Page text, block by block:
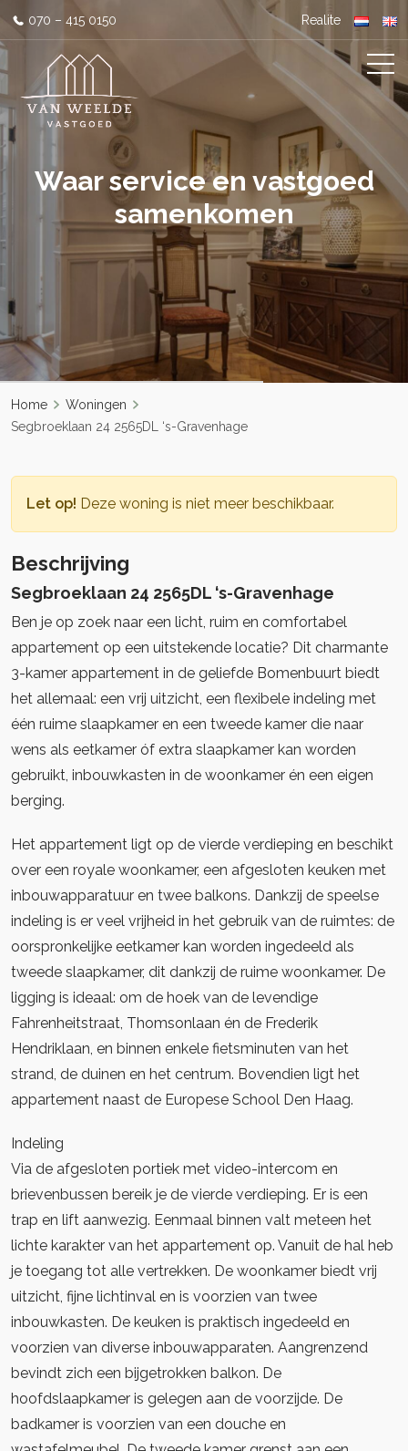
070 – 415 0150 Realite
Waar service en vastgoed
samenkomen
Home
Woningen
Segbroeklaan 24 2565DL ‘s-Gravenhage
Let op! Deze woning is niet meer beschikbaar.
Beschrijving
Segbroeklaan 24 2565DL ‘s-Gravenhage
Ben je op zoek naar een licht, ruim en comfortabel
appartement op een uitstekende locatie? Dit charmante
3-kamer appartement in de geliefde Bomenbuurt biedt
het allemaal: een vrij uitzicht, een flexibele indeling met
één ruime slaapkamer en een tweede kamer die naar
wens als eetkamer óf extra slaapkamer kan worden
gebruikt, inbouwkasten in de woonkamer én een eigen
berging.
Het appartement ligt op de vierde verdieping en beschikt
over een royale woonkamer, een afgesloten keuken met
inbouwapparatuur en twee balkons. Dankzij de speelse
indeling is er veel vrijheid in het gebruik van de ruimtes: de
oorspronkelijke eetkamer kan worden ingedeeld als
tweede slaapkamer, dit dankzij de ruime woonkamer. De
ligging is ideaal: om de hoek van de levendige
Fahrenheitstraat, Thomsonlaan én de Frederik
Hendriklaan, en binnen enkele fietsminuten van het
strand, de duinen en het centrum. Bovendien ligt het
appartement naast de Europese School Den Haag.
Indeling
Via de afgesloten portiek met video-intercom en
brievenbussen bereik je de vierde verdieping. Er is een
trap en lift aanwezig. Eenmaal binnen valt meteen het
lichte karakter van het appartement op. Vanuit de hal heb
je toegang tot alle vertrekken. De woonkamer biedt vrij
uitzicht, fijne lichtinval en is voorzien van twee
inbouwkasten. De keuken is praktisch ingedeeld en
voorzien van diverse inbouwapparaten. Aangrenzend
bevindt zich een bijgetrokken balkon. De
hoofdslaapkamer is gelegen aan de voorzijde. De
badkamer is voorzien van een douche en